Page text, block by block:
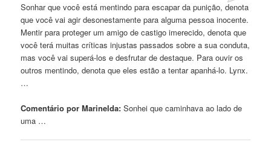
Sonhar que você está mentindo para escapar da punição, denota
que você vai agir desonestamente para alguma pessoa inocente.
Mentir para proteger um amigo de castigo imerecido, denota que
você terá muitas críticas injustas passados ​​sobre a sua conduta,
mas você vai superá-los e desfrutar de destaque. Para ouvir os
outros mentindo, denota que eles estão a tentar apanhá-lo. Lynx.
…
Comentário por Marinelda: Sonhei que caminhava ao lado de
uma …